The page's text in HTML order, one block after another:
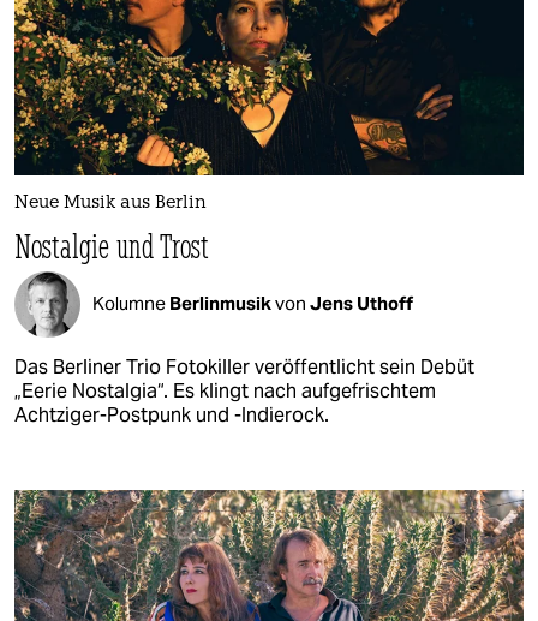
Neue Musik aus Berlin
Nostalgie und Trost
Kolumne Berlinmusikvon Jens Uthoff
Das Berliner Trio Fotokiller veröffentlicht sein Debüt
„Eerie Nostalgia“. Es klingt nach aufgefrischtem
Achtziger-Postpunk und -Indierock.